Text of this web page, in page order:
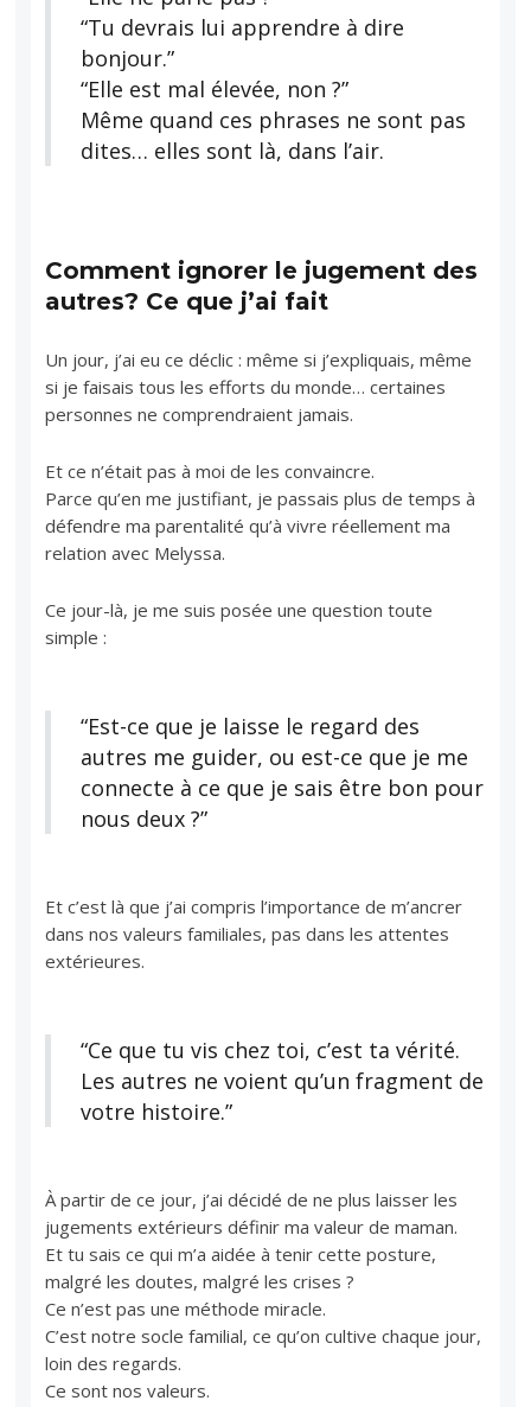
“Tu devrais lui apprendre à dire
bonjour.”
“Elle est mal élevée, non ?”
Même quand ces phrases ne sont pas
dites… elles sont là, dans l’air.
Comment ignorer le jugement des
autres? Ce que j’ai fait
Un jour, j’ai eu ce déclic : même si j’expliquais, même
si je faisais tous les efforts du monde… certaines
personnes ne comprendraient jamais.
Et ce n’était pas à moi de les convaincre.
Parce qu’en me justifiant, je passais plus de temps à
défendre ma parentalité qu’à vivre réellement ma
relation avec Melyssa.
Ce jour-là, je me suis posée une question toute
simple :
“Est-ce que je laisse le regard des
autres me guider, ou est-ce que je me
connecte à ce que je sais être bon pour
nous deux ?”
Et c’est là que j’ai compris l’importance de m’ancrer
dans nos valeurs familiales, pas dans les attentes
extérieures.
“Ce que tu vis chez toi, c’est ta vérité.
Les autres ne voient qu’un fragment de
votre histoire.”
À partir de ce jour, j’ai décidé de ne plus laisser les
jugements extérieurs définir ma valeur de maman.
Et tu sais ce qui m’a aidée à tenir cette posture,
malgré les doutes, malgré les crises ?
Ce n’est pas une méthode miracle.
C’est notre socle familial, ce qu’on cultive chaque jour,
loin des regards.
Ce sont nos valeurs.